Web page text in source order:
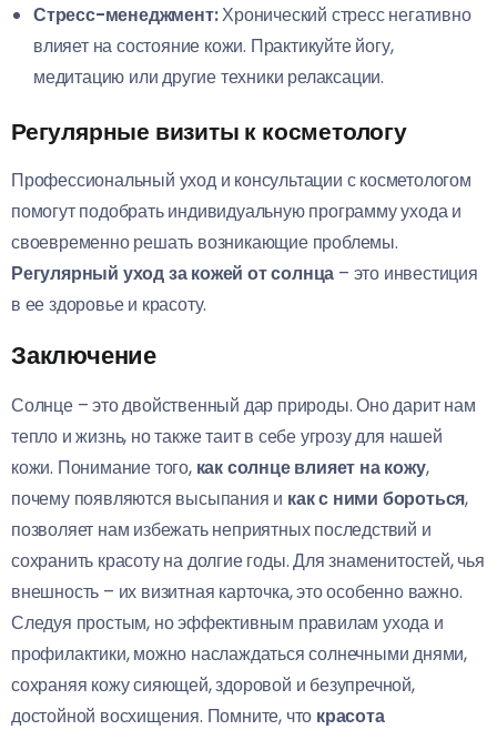
Стресс-менеджмент:Хронический стресс негативно
влияет на состояние кожи. Практикуйте йогу,
медитацию или другие техники релаксации.
Регулярные визиты к косметологу
Профессиональный уход и консультации с косметологом
помогут подобрать индивидуальную программу ухода и
своевременно решать возникающие проблемы.
Регулярный уход за кожей от солнца – это инвестиция
в ее здоровье и красоту.
Заключение
Солнце – это двойственный дар природы. Оно дарит нам
тепло и жизнь, но также таит в себе угрозу для нашей
кожи. Понимание того, как солнце влияет на кожу,
почему появляются высыпания и как с ними бороться,
позволяет нам избежать неприятных последствий и
сохранить красоту на долгие годы. Для знаменитостей, чья
внешность – их визитная карточка, это особенно важно.
Следуя простым, но эффективным правилам ухода и
профилактики, можно наслаждаться солнечными днями,
сохраняя кожу сияющей, здоровой и безупречной,
достойной восхищения. Помните, что красота